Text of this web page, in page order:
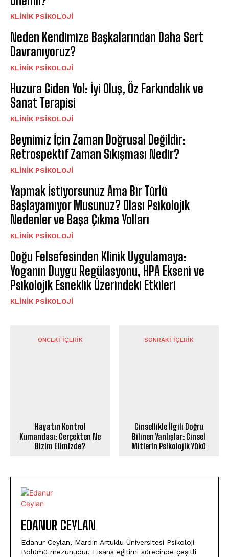
KLINIK PSIKOLOJI
Neden Kendimize Başkalarından Daha Sert
Davranıyoruz?
KLINIK PSIKOLOJI
Huzura Giden Yol: İyi Oluş, Öz Farkındalık ve
Sanat Terapisi
KLINIK PSIKOLOJI
Beynimiz İçin Zaman Doğrusal Değildir:
Retrospektif Zaman Sıkışması Nedir?
KLINIK PSIKOLOJI
Yapmak İstiyorsunuz Ama Bir Türlü
Başlayamıyor Musunuz? Olası Psikolojik
Nedenler ve Başa Çıkma Yolları
KLINIK PSIKOLOJI
Doğu Felsefesinden Klinik Uygulamaya:
Yoganın Duygu Regülasyonu, HPA Ekseni ve
Psikolojik Esneklik Üzerindeki Etkileri
KLINIK PSIKOLOJI
ÖNCEKI İÇERIK
Hayatın Kontrol
Kumandası: Gerçekten Ne
Bizim Elimizde?
SONRAKI İÇERIK
Cinsellikle İlgili Doğru
Bilinen Yanlışlar: Cinsel
Mitlerin Psikolojik Yükü
EDANUR CEYLAN
Edanur Ceylan, Mardin Artuklu Üniversitesi Psikoloji
Bölümü mezunudur. Lisans eğitimi sürecinde çeşitli